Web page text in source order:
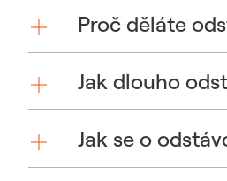
Proč děláte
Jak dlouho
Jak se o